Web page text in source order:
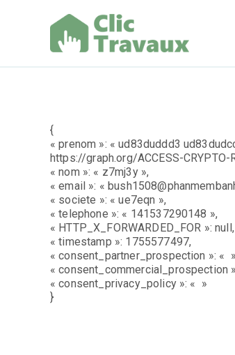
{
« prenom »: « ud83duddd3
https://graph.org/ACCESS-
« nom »: « z7mj3y »,
« email »: «
« societe »: « ue7eqn »,
« telephone »: « 141537290148 »,
« HTTP_X_FORWARDED_FOR »: null,
« timestamp »: 1755577497,
« consent_partner_prospection »: «
« consent_commercial_prospection
« consent_privacy_policy »: « »
}